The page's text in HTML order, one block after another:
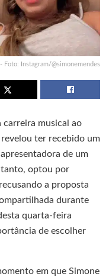
Foto: Instagram/@simonemendes
carreira musical ao
ter recebido um
de um
optou por
a proposta
durante
quarta-feira
de escolher
em que Simone